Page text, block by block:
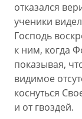
отказался
ученики
Господь
к ним, когда
показывая,
видимое
коснуться
и от гвоздей.